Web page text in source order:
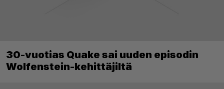
30-vuotias Quake sai uuden episodin
Wolfenstein-kehittäjiltä